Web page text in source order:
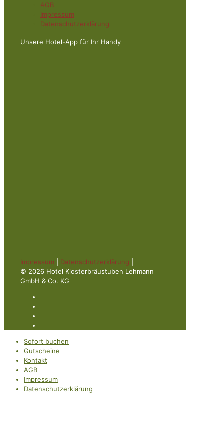
AGB
Impressum
Datenschutzerklärung
Unsere Hotel-App für Ihr Handy
Impressum Datenschutzerklärung
© 2026 Hotel Klosterbräustuben Lehmann
GmbH & Co. KG
Sofort buchen
Gutscheine
Kontakt
AGB
Impressum
Datenschutzerklärung